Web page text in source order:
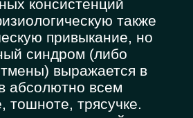
консистенций
также
привыкание, но
синдром (либо
выражается в
абсолютно всем
тошноте, трясучке.